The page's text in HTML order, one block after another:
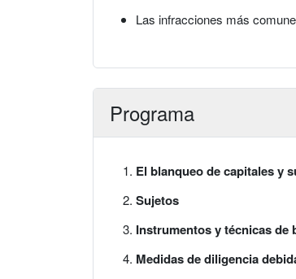
Las infracciones más
Programa
El blanqueo de capitales y
Sujetos
Instrumentos y técnicas de
Medidas de diligencia